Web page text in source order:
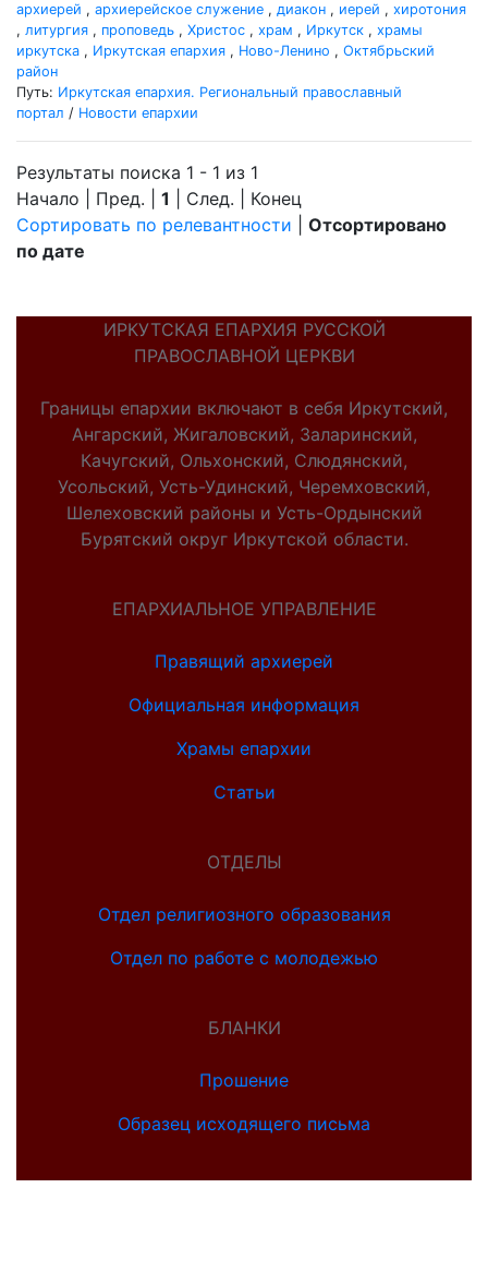
архиерей , архиерейское служение , диакон , иерей , хиротония
, литургия , проповедь , Христос , храм , Иркутск , храмы
иркутска , Иркутская епархия , Ново-Ленино , Октябрьский
район
Путь: Иркутская епархия. Региональный православный
портал / Новости епархии
Результаты поиска 1 - 1 из 1
Начало | Пред. | 1 | След. | Конец
Сортировать по релевантности
Отсортировано
по дате
ИРКУТСКАЯ ЕПАРХИЯ РУССКОЙ
ПРАВОСЛАВНОЙ ЦЕРКВИ
Границы епархии включают в себя Иркутский,
Ангарский, Жигаловский, Заларинский,
Качугский, Ольхонский, Слюдянский,
Усольский, Усть-Удинский, Черемховский,
Шелеховский районы и Усть-Ордынский
Бурятский округ Иркутской области.
ЕПАРХИАЛЬНОЕ УПРАВЛЕНИЕ
Правящий архиерей
Официальная информация
Храмы епархии
Статьи
ОТДЕЛЫ
Отдел религиозного образования
Отдел по работе с молодежью
БЛАНКИ
Прошение
Образец исходящего письма